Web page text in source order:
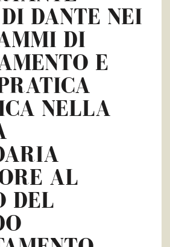
DANTE NEI
DI
E
NELLA
AL
DEL